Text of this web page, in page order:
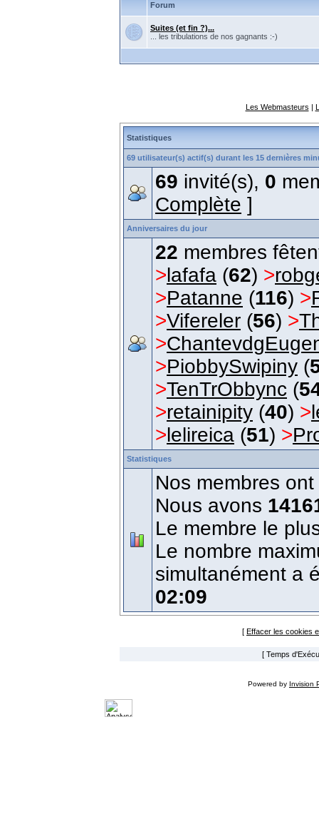
Forum
Suites (et fin ?)...
... les tribulations de nos gagnants :-)
Les Webmasteurs |
Statistiques
69 utilisateur(s) actif(s) durant les 15 dernières
69 invité(s), 0
Complète ]
Anniversaires du jour
22 membres
>lafafa (62) >
>Patanne (116) >
>Vifereler (56) >
>
>PiobbySwipiny (
>TenTrObbync (
>retainipity (40) >
>lelireica (51) >
Statistiques
Nos membres
Nous avons
Le membre le
Le nombre
simultanément a
02:09
[ Effacer les cookies
[ Temps
Powered by Invision